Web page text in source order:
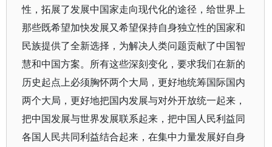
性，拓展了发展中国家走向现代化的途径，给世界上
那些既希望加快发展又希望保持自身独立性的国家和
民族提供了全新选择，为解决人类问题贡献了中国智
慧和中国方案。所有这些深刻变化，要求我们在新的
历史起点上必须胸怀两个大局，更好地统筹国际国内
两个大局，更好地把国内发展与对外开放统一起来，
把中国发展与世界发展联系起来，把中国人民利益同
各国人民共同利益结合起来，在集中力量发展好自身